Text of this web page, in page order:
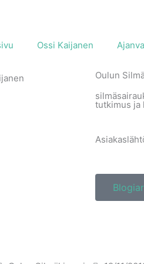
Ossi Kaijanen
Oulun
tutkimus ja